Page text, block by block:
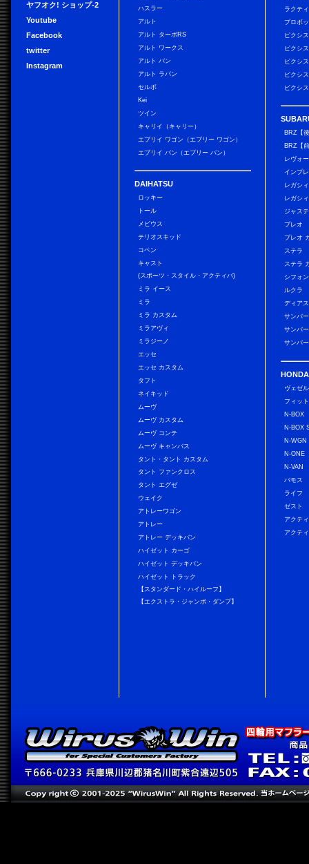
ヤフオク! ショップ-2
Youtube
Facebook
twitter
Instagram
ハスラー
アルト
アルト ターボRS
アルト ワークス
アルト バン
アルト ラパン
セルボ
Kei
ツイン
キャリイ（キャリー）
エブリイ ワゴン（エブリー ワゴン）
エブリイ バン（エブリー バン）
DAIHATSU
ロッキー
トール
メビウス
テリオスキッド
コペン
キャスト
(スポーツ・スタイル・アクティバ)
ミラ イース
ミラ
ミラ カスタム
ミラアヴィ
ミラジーノ
エッセ
エッセ カスタム
タフト
ネイキッド
ムーヴ
ムーヴ カスタム
ムーヴ コンテ
ムーヴ キャンバス
タント・タント カスタム
タント ファンクロス
タント エグゼ
ウェイク
アトレーワゴン
アトレー
アトレー デッキバン
ハイゼット カーゴ
ハイゼット デッキバン
ハイゼット トラック
【スタンダード・ハイルーフ】
【エクストラ・ジャンボ・ダンプ】
ラクテ
プロボ
ピクシ
ピクシ
ピクシ
ピクシ
ピクシ
BRZ【
BRZ【
レヴォ
インプ
レガシ
レガシ
ジャス
プレオ
プレオ
ステラ
ステラ
シフォ
ルクラ
ディア
サンバ
サンバ
サンバ
HONDA
ヴェゼル
フィット
N-BOX
N-BOX
N-WGN
N-ONE
N-VAN
バモス
ライフ
ゼスト
アクテ
アクテ